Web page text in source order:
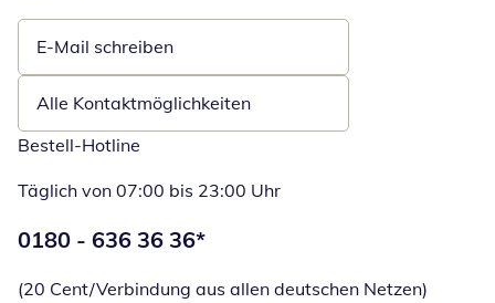
E-Mail schreiben
Öffnet E-Mail-Client
Alle Kontaktmöglichkeiten
Bestell-Hotline
Täglich von 07:00 bis 23:00 Uhr
Telefonnummer:
0180 - 636 36 36*
(20 Cent/Verbindung aus allen deutschen Netzen)